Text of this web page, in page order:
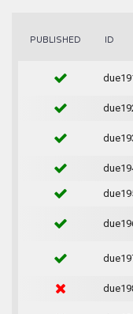
PUBLISHED ID